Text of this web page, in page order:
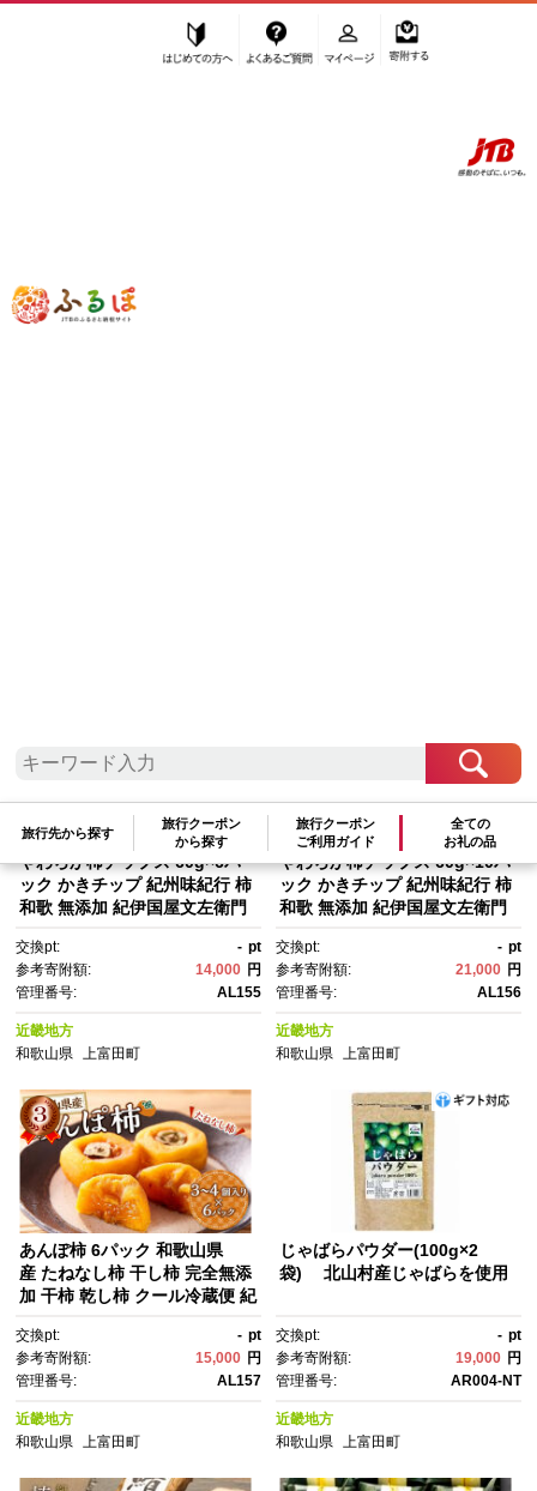
ふるぽ JTBのふるさと納税サイト
旅行先から探す
旅行クーポン
から探す
旅行クーポン
ご利用ガイド
全ての
お礼の品
”その他” 和歌山県
やわらか柿チップス 60g×6パ
ック かきチップ 紀州味紀行 柿
和歌 無添加 紀伊国屋文左衛門
交換pt: - pt
参考寄附額:
14,000 円
管理番号:
AL155
近畿地方
和歌山県
上富田町
やわらか柿チップス 60g×10パ
ック かきチップ 紀州味紀行 柿
和歌 無添加 紀伊国屋文左衛門
交換pt: - pt
参考寄附額:
21,000 円
管理番号:
AL156
近畿地方
和歌山県 上富田町
あんぽ柿 6パック 和歌山県
産 たねなし柿 干し柿 完全無添
加 干柿 乾し柿 クール冷蔵便 紀
交換pt: - pt
参考寄附額:
15,000 円
管理番号:
AL157
近畿地方
和歌山県
上富田町
じゃばらパウダー(100g×2
袋) 北山村産じゃばらを使用
交換pt: - pt
参考寄附額:
19,000 円
管理番号:
AR004-NT
近畿地方
和歌山県 上富田町